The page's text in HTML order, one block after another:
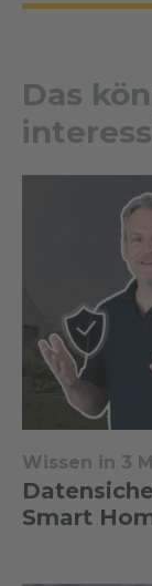
Das
Wissen in 3
Smart